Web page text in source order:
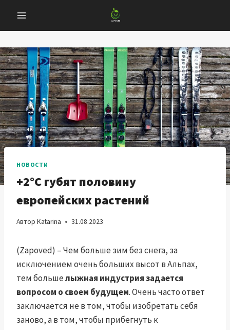
содержанию
НОВОСТИ
+2°C губят половину
европейских растений
Автор Katarina 31.08.2023
(Zapoved) – Чем больше зим без снега, за
исключением очень больших высот в Альпах,
тем большелыжная индустрия задается
вопросом о своем будущем. Очень часто ответ
заключается не в том, чтобы изобретать себя
заново, а в том, чтобы прибегнуть к